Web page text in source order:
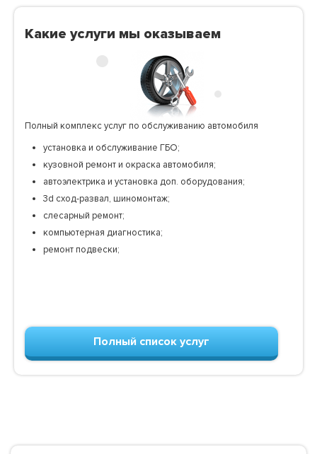
Какие услуги мы оказываем
Полный комплекс услуг по обслуживанию автомобиля
установка и обслуживание ГБО;
кузовной ремонт и окраска автомобиля;
автоэлектрика и установка доп. оборудования;
3d сход-развал, шиномонтаж;
слесарный ремонт;
компьютерная диагностика;
ремонт подвески;
Полный список услуг